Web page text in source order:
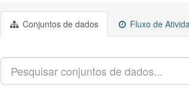
Conjuntos de dados Fluxo de